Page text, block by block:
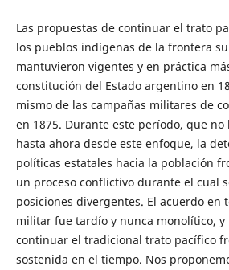
Las propuestas de continuar el trato
los pueblos indígenas de la frontera
mantuvieron vigentes y en práctica
constitución del Estado argentino en
mismo de las campañas militares de
en 1875. Durante este período, que
hasta ahora desde este enfoque, la
políticas estatales hacia la población
un proceso conflictivo durante el cual
posiciones divergentes. El acuerdo en
militar fue tardío y nunca monolítico, y
continuar el tradicional trato pacífico
sostenida en el tiempo. Nos